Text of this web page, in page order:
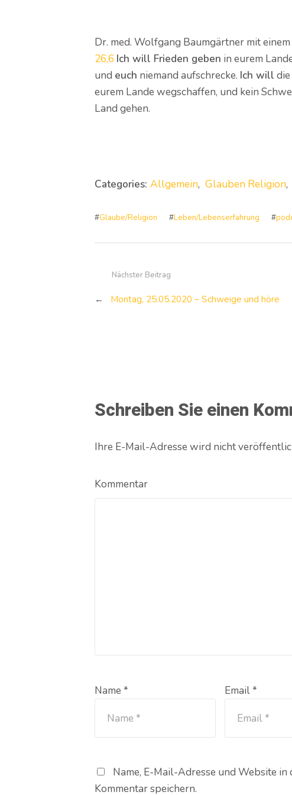
Dr. med. Wolfgang Baumgärtner mit
26,6 Ich will Frieden geben in eurem
und euch niemand aufschrecke. Ich will
eurem Lande wegschaffen, und kein
Land gehen.
Categories: Allgemein, Glauben Religion,
#Glaube/Religion #Leben/Lebenserfahrung #
Nächster Beitrag
← Montag, 25.05.2020 – Schweige und höre
Schreiben Sie einen
Ihre E-Mail-Adresse wird nicht
Kommentar
Name * Email *
Name, E-Mail-Adresse und Website
Kommentar speichern.